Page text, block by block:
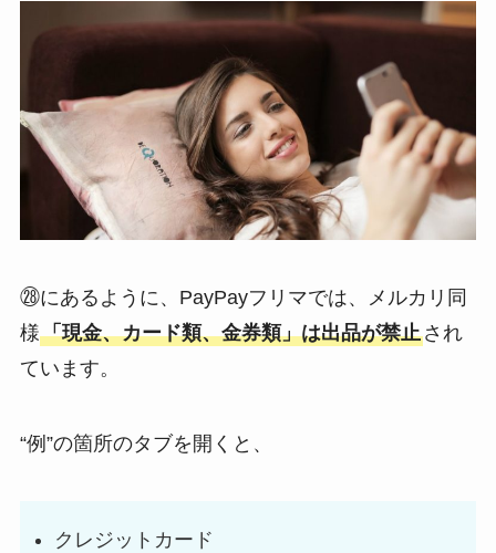
㉘にあるように、PayPayフリマでは、メルカリ同
様「現金、カード類、金券類」は出品が禁止され
ています。
“例”の箇所のタブを開くと、
クレジットカード